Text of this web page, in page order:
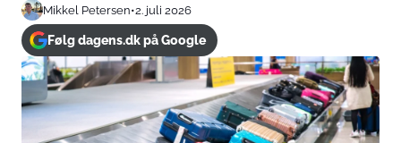
Mikkel Petersen•2. juli 2026
Følg dagens.dk på Google